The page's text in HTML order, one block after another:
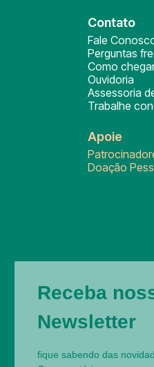
Contato
Fale
Perguntas
Como
Ouvidoria
Assessoria
Trabalhe
Apoie
Doação